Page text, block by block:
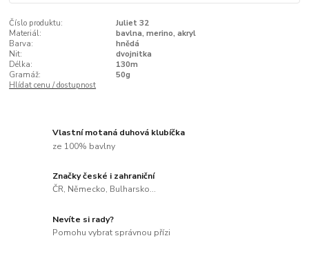
Číslo produktu:
Juliet 32
Materiál:
bavlna, merino, akryl
Barva:
hnědá
Nit:
dvojnitka
Délka:
130m
Gramáž:
50g
Hlídat cenu / dostupnost
Vlastní motaná duhová klubíčka
ze 100% bavlny
Značky české i zahraniční
ČR, Německo, Bulharsko...
Nevíte si rady?
Pomohu vybrat správnou přízi